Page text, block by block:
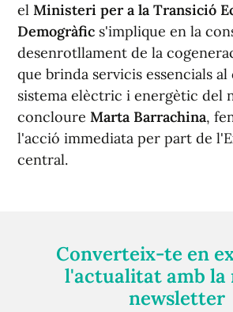
el Ministeri per a la Transició
Demogràfic s'implique en la
desenrotllament de la
que brinda servicis essencials
sistema elèctric i energètic del
concloure Marta Barrachina,
l'acció immediata per part de
central.
Converteix-te en
l'actualitat amb la
newsletter